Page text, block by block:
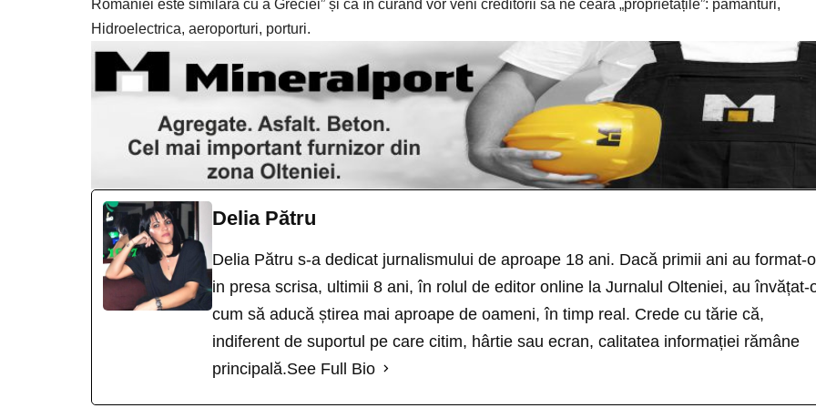
României este similară cu a Greciei” și că în curând vor veni creditorii să ne ceară „proprietățile”: pământuri,
Hidroelectrica, aeroporturi, porturi.
Delia Pătru
Delia Pătru s-a dedicat jurnalismului de aproape 18 ani. Dacă primii ani au format-o
in presa scrisa, ultimii 8 ani, în rolul de editor online la Jurnalul Olteniei, au învățat-
cum să aducă știrea mai aproape de oameni, în timp real. Crede cu tărie că,
indiferent de suportul pe care citim, hârtie sau ecran, calitatea informației rămâne
principală.See Full Bio